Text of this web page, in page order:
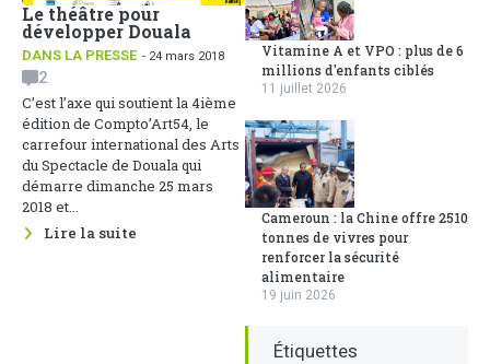
Le théâtre pour
développer Douala
DANS LA PRESSE - 24 mars 2018
2
C’est l’axe qui soutient la 4ième
édition de Compto’Art54, le
carrefour international des Arts
du Spectacle de Douala qui
démarre dimanche 25 mars
2018 et...
Lire la suite
Vitamine A et VPO : plus de 6
millions d'enfants ciblés
11 juillet 2026
Cameroun : la Chine offre 2510
tonnes de vivres pour
renforcer la sécurité
alimentaire
19 juin 2026
Étiquettes